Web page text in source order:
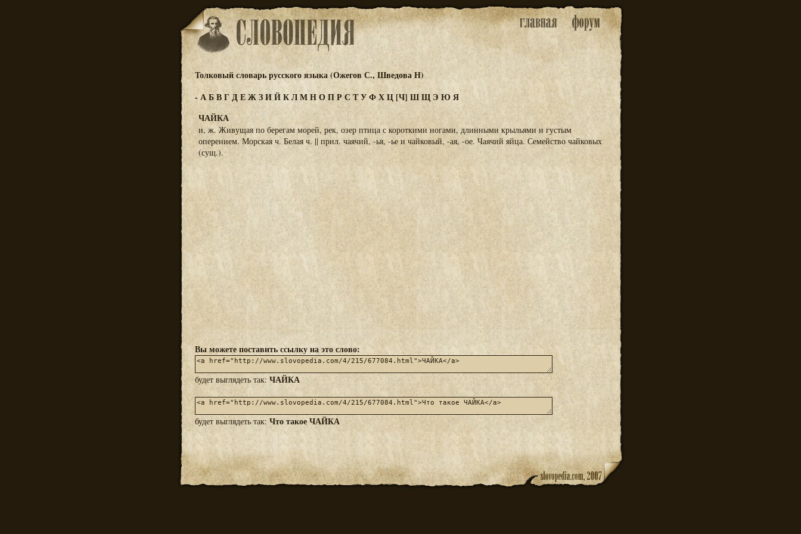
Толковый словарь русского языка (Ожегов С., Шведова Н)
-АБВГДЕЖЗИЙКЛМНОПРСТУФХЦ [Ч] ШЩЭ Ю Я
ЧАЙКА
и, ж. Живущая по берегам морей, рек, озер птица с короткими ногами, длинными крыльями и густым
оперением. Морская ч. Белая ч. || прил. чаячий, -ья, -ье и чайковый, -ая, -ое. Чаячий яйца. Семейство чайковых
(сущ.).
Вы можете поставить ссылку на это слово:
будет выглядеть так: ЧАЙКА
будет выглядеть так: Что такое ЧАЙКА